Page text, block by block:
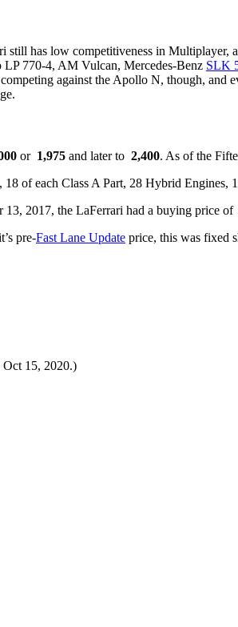
has low competitiveness in
770-4, AM Vulcan, Mercedes-Benz SLK
against the Apollo N, though, and
or 1,975 and later to 2,400. As of the
​, 18 of each Class A Part, 28 Hybrid Engines,
13, 2017, the LaFerrari had a buying price of
pre-Fast Lane Update price, this was fixed
Oct 15, 2020.)